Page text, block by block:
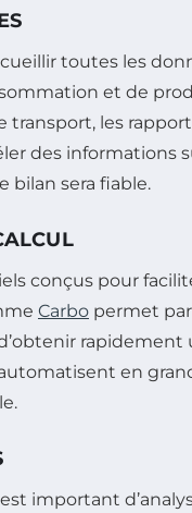
toutes les
et de
transport, les
des informations
bilan sera fiable.
conçus pour
Carbo permet
rapidement
en
important